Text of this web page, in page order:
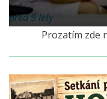
před 9 lety
Prozatím zde